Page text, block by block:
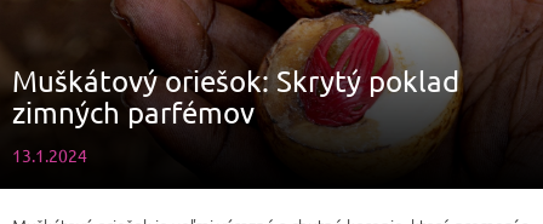
Muškátový oriešok: Skrytý poklad
zimných parfémov
13.1.2024